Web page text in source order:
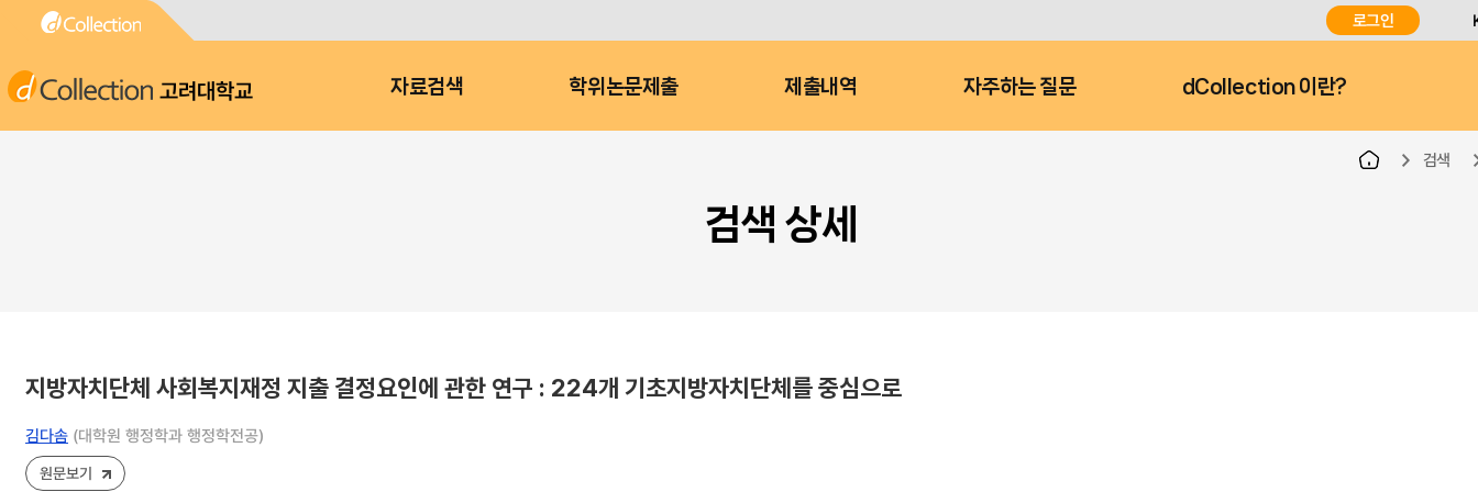
로그인
고려대학교 자료검색 학위논문제출 제출내역 자주하는 질문 dCollection 이란?
검색
검색 상세
지방자치단체 사회복지재정 지출 결정요인에 관한 연구 : 224개 기초지방자치단체를 중심으로
김다솜 (대학원 행정학과 행정학전공)
원문보기